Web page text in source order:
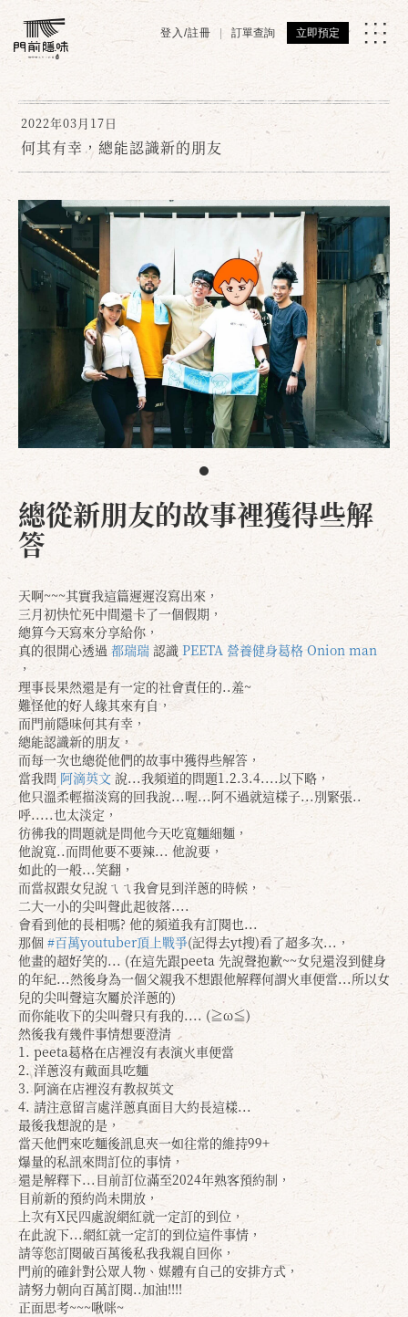
登入/註冊 訂單查詢 立即預定
2022年03月17日
何其有幸，總能認識新的朋友
總從新朋友的故事裡獲得些解
答
天啊~~~其實我這篇遲遲沒寫出來，
三月初快忙死中間還卡了一個假期，
總算今天寫來分享給你，
真的很開心透過 都瑞瑞 認識 PEETA 營養健身葛格 Onion man
，
理事長果然還是有一定的社會責任的..羞~
難怪他的好人緣其來有自，
而門前隱味何其有幸，
總能認識新的朋友，
而每一次也總從他們的故事中獲得些解答，
當我問 阿滴英文 說...我頻道的問題1.2.3.4....以下略，
他只溫柔輕描淡寫的回我說...喔...阿不過就這樣子...別緊張..
呼.....也太淡定，
彷彿我的問題就是問他今天吃寬麵細麵，
他說寬..而問他要不要辣... 他說要，
如此的一般...笑翻，
而當叔跟女兒說ㄟㄟ我會見到洋蔥的時候，
二大一小的尖叫聲此起彼落....
會看到他的長相嗎? 他的頻道我有訂閱也...
那個 #百萬youtuber頂上戰爭(記得去yt搜)看了超多次...，
他畫的超好笑的... (在這先跟peeta 先說聲抱歉~~女兒還沒到健身
的年紀...然後身為一個父親我不想跟他解釋何謂火車便當...所以女
兒的尖叫聲這次屬於洋蔥的)
而你能收下的尖叫聲只有我的.... (≧ω≦)
然後我有幾件事情想要澄清
1. peeta葛格在店裡沒有表演火車便當
2. 洋蔥沒有戴面具吃麵
3. 阿滴在店裡沒有教叔英文
4. 請注意留言處洋蔥真面目大約長這樣...
最後我想說的是，
當天他們來吃麵後訊息夾一如往常的維持99+
爆量的私訊來問訂位的事情，
還是解釋下...目前訂位滿至2024年熟客預約制，
目前新的預約尚未開放，
上次有X民四處說網紅就一定訂的到位，
在此說下...網紅就一定訂的到位這件事情，
請等您訂閱破百萬後私我我親自回你，
門前的確針對公眾人物、媒體有自己的安排方式，
請努力朝向百萬訂閱..加油!!!!
正面思考~~~啾咪~